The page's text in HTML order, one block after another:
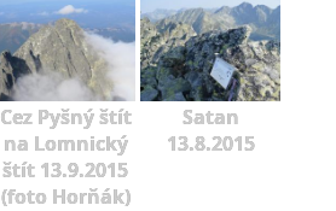
Cez Pyšný štít
na Lomnický
štít 13.9.2015
(foto Horňák)
Satan
13.8.2015